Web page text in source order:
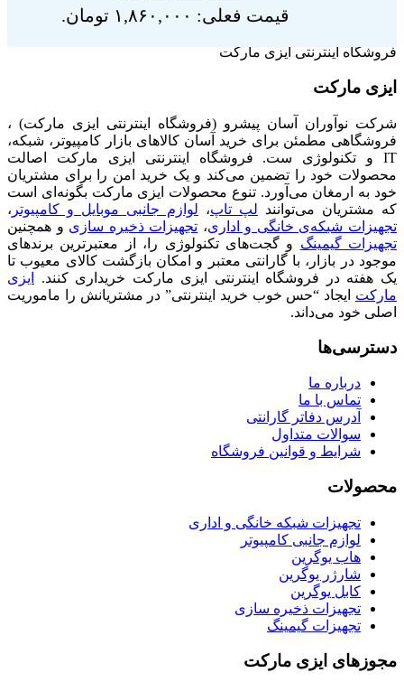
قیمت فعلی: ۱,۸۶۰,۰۰۰ تومان.
فروشگاه اینترنتی ایزی مارکت
ایزی مارکت
شرکت نوآوران آسان پیشرو (فروشگاه اینترنتی ایزی مارکت) ،
فروشگاهی مطمئن برای خرید آسان کالاهای بازار کامپیوتر، شبکه،
IT و تکنولوژی ست. فروشگاه اینترنتی ایزی مارکت اصالت
محصولات خود را تضمین می‌کند و یک خرید امن را برای مشتریان
خود به ارمغان می‌آورد. تنوع محصولات ایزی مارکت بگونه‌ای است
که مشتریان می‌توانند لپ تاپ، لوازم جانبی موبایل و کامپیوتر ،
تجهیزات شبکه‌ی خانگی و اداری، تجهیزات ذخیره سازی و همچنین
تجهیزات گیمینگ و گجت‌های تکنولوژی را، از معتبرترین برندهای
موجود در بازار، با گارانتی معتبر و امکان بازگشت کالای معیوب تا
یک هفته در فروشگاه اینترنتی ایزی مارکت خریداری کنند.
ایزی
مارکت ایجاد “حس خوب خرید اینترنتی” در مشتریانش را ماموریت
اصلی خود می‌داند.
دسترسی‌ها
درباره ما
تماس با ما
آدرس دفاتر گارانتی
سوالات متداول
شرایط و قوانین فروشگاه
محصولات
تجهیزات شبکه خانگی و اداری
لوازم جانبی کامپیوتر
هاب یوگرین
شارژر یوگرین
کابل یوگرین
تجهیزات ذخیره سازی
تجهیزات گیمینگ
مجوزهای ایزی مارکت